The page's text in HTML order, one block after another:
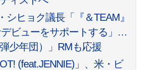
シヒョク議長「『＆TEAM』
ビューをサポートする」…
弾少年団）」RMも応援
(feat.JENNIE)」、米・ビ